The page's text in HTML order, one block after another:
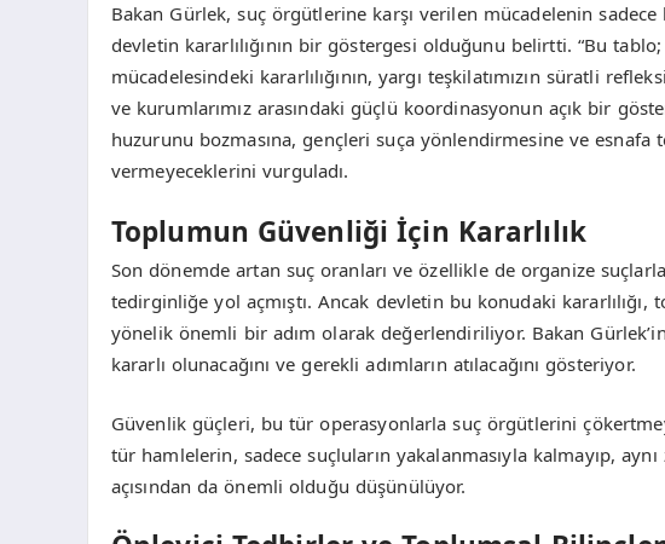
Bakan Gürlek, suç örgütlerine karşı verilen mücadelenin sadece
devletin kararlılığının bir göstergesi olduğunu belirtti. “Bu
mücadelesindeki kararlılığının, yargı teşkilatımızın süratli
ve kurumlarımız arasındaki güçlü koordinasyonun açık bir
huzurunu bozmasına, gençleri suça yönlendirmesine ve esnafa
vermeyeceklerini vurguladı.
Toplumun Güvenliği İçin Kararlılık
Son dönemde artan suç oranları ve özellikle de organize
tedirginliğe yol açmıştı. Ancak devletin bu konudaki
yönelik önemli bir adım olarak değerlendiriliyor. Bakan
kararlı olunacağını ve gerekli adımların atılacağını gösteriyor.
Güvenlik güçleri, bu tür operasyonlarla suç örgütlerini
tür hamlelerin, sadece suçluların yakalanmasıyla kalmayıp,
açısından da önemli olduğu düşünülüyor.